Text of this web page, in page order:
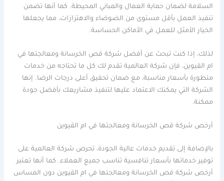
السلامة لضمان حماية العمال والمباني المحيطة. كما أنها تضمن
تنفيذ العمل بأقل مستوى من الضوضاء والاهتزازات، مما يجعلها
الخيار الأمثل للعمل في الأماكن الحساسة.
لذلك، إذا كنت تبحث عن أفضل شركة قص الخرسانة ومعالجتها في
ام القيوين، فإن شركة العالمية تقدم لك كل ما تحتاجه من خدمات
متطورة بأسعار مناسبة، مع ضمان تحقيق أعلى درجات الرضا. إنها
الشركة التي يمكنك الاعتماد عليها لتنفيذ مشاريعك بأفضل جودة
ممكنة.
أرخص شركة قص الخرسانة ومعالجتها في ام القيوين
بالإضافة إلى تقديم خدمات عالية الجودة، تحرص شركة العالمية على
توفير خدماتها بأسعار تنافسية تناسب جميع العملاء. كما أنها تعتبر
أرخص شركة قص الخرسانة ومعالجتها في ام القيوين دون المساس